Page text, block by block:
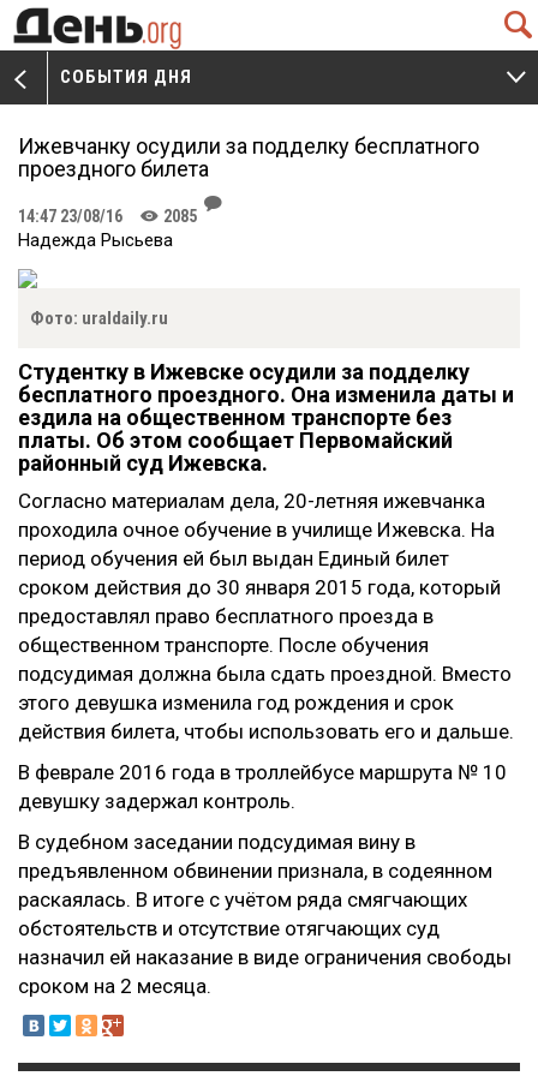
Q
V
СОБЫТИЯ ДНЯ
W
Ижевчанку осудили за подделку бесплатного
проездного билета
14:47 23/08/16 K 2085
J
Надежда Рысьева
Фото: uraldaily.ru
Студентку в Ижевске осудили за подделку
бесплатного проездного. Она изменила даты и
ездила на общественном транспорте без
платы. Об этом сообщает Первомайский
районный суд Ижевска.
Согласно материалам дела, 20-летняя ижевчанка
проходила очное обучение в училище Ижевска. На
период обучения ей был выдан Единый билет
сроком действия до 30 января 2015 года, который
предоставлял право бесплатного проезда в
общественном транспорте. После обучения
подсудимая должна была сдать проездной. Вместо
этого девушка изменила год рождения и срок
действия билета, чтобы использовать его и дальше.
В феврале 2016 года в троллейбусе маршрута № 10
девушку задержал контроль.
В судебном заседании подсудимая вину в
предъявленном обвинении признала, в содеянном
раскаялась. В итоге с учётом ряда смягчающих
обстоятельств и отсутствие отягчающих суд
назначил ей наказание в виде ограничения свободы
сроком на 2 месяца.